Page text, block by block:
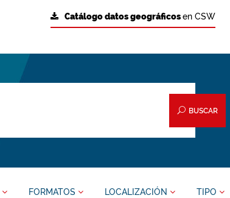
Catálogo datos geográficosen CSW
BUSCAR
FORMATOS LOCALIZACIÓN TIPO